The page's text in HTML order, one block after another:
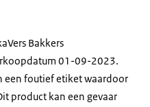
Bakkers
01-09-2023.
een foutief etiket waardoor
product kan een gevaar